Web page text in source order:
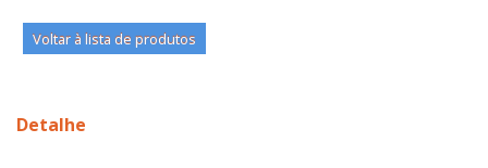
Voltar à lista de produtos
Detalhe